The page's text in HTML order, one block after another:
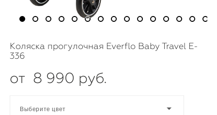
Коляска прогулочная Everflo Baby Travel E-
336
от 8 990 pуб.
Выберите цвет